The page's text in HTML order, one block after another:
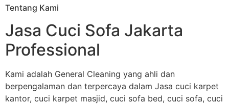
Tentang Kami
Jasa Cuci Sofa Jakarta
Professional
Kami adalah General Cleaning yang ahli dan
berpengalaman dan terpercaya dalam Jasa cuci karpet
kantor, cuci karpet masjid, cuci sofa bed, cuci sofa, cuci